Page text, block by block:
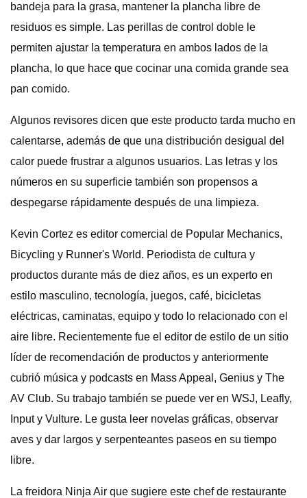
bandeja para la grasa, mantener la plancha libre de
residuos es simple. Las perillas de control doble le
permiten ajustar la temperatura en ambos lados de la
plancha, lo que hace que cocinar una comida grande sea
pan comido.
Algunos revisores dicen que este producto tarda mucho en
calentarse, además de que una distribución desigual del
calor puede frustrar a algunos usuarios. Las letras y los
números en su superficie también son propensos a
despegarse rápidamente después de una limpieza.
Kevin Cortez es editor comercial de Popular Mechanics,
Bicycling y Runner's World. Periodista de cultura y
productos durante más de diez años, es un experto en
estilo masculino, tecnología, juegos, café, bicicletas
eléctricas, caminatas, equipo y todo lo relacionado con el
aire libre. Recientemente fue el editor de estilo de un sitio
líder de recomendación de productos y anteriormente
cubrió música y podcasts en Mass Appeal, Genius y The
AV Club. Su trabajo también se puede ver en WSJ, Leafly,
Input y Vulture. Le gusta leer novelas gráficas, observar
aves y dar largos y serpenteantes paseos en su tiempo
libre.
La freidora Ninja Air que sugiere este chef de restaurante